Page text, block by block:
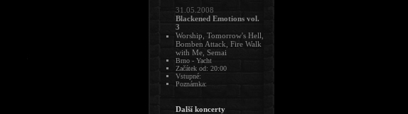
31.05.2008
Blackened Emotions vol.
3
Worship, Tomorrow's Hell,
Bomben Attack, Fire Walk
with Me, Semai
Brno - Yacht
Začátek od: 20:00
Vstupné:
Poznámka:
Další koncerty